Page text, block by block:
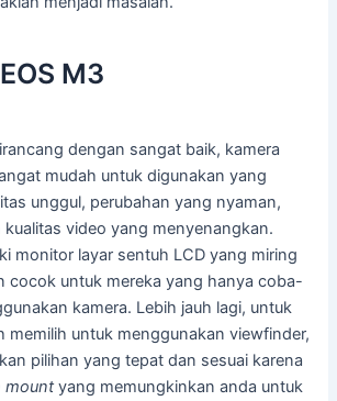
M3
dengan sangat baik, kamera
mudah untuk digunakan yang
unggul, perubahan yang nyaman,
video yang menyenangkan.
monitor layar sentuh LCD yang miring
cocok untuk mereka yang hanya coba-
kamera. Lebih jauh lagi, untuk
memilih untuk menggunakan viewfinder,
pilihan yang tepat dan sesuai karena
mountyang memungkinkan anda untuk